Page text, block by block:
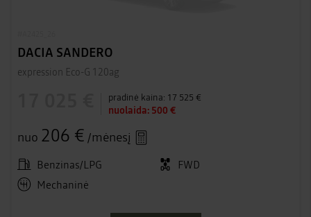
DACIA SANDERO
expression Eco-G 120ag
pradinė kaina: 17 525 €
nuolaida: 500 €
nuo 206 € /mėnesį
Benzinas/LPG
FWD
Mechaninė